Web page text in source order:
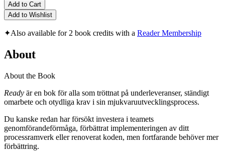
Add to Cart
Add to Wishlist
✦Also available for 2 book credits with a Reader Membership
About
About the Book
Ready är en bok för alla som tröttnat på underleveranser, ständigt
omarbete och otydliga krav i sin mjukvaruutvecklingsprocess.
Du kanske redan har försökt investera i teamets
genomförandeförmåga, förbättrat implementeringen av ditt
processramverk eller renoverat koden, men fortfarande behöver mer
förbättring.